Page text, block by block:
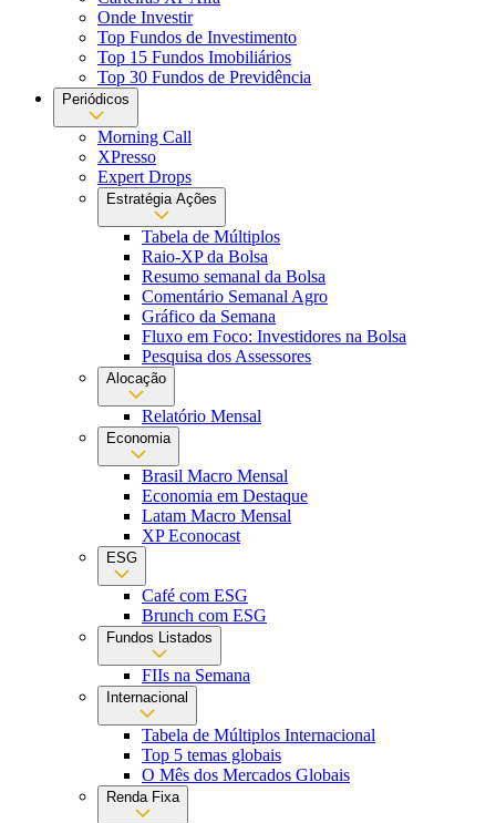
Onde Investir
Top Fundos de Investimento
Top 15 Fundos Imobiliários
Top 30 Fundos de Previdência
Periódicos
Morning Call
XPresso
Expert Drops
Estratégia Ações
Tabela de Múltiplos
Raio-XP da Bolsa
Resumo semanal da Bolsa
Comentário Semanal Agro
Gráfico da Semana
Fluxo em Foco: Investidores na Bolsa
Pesquisa dos Assessores
Alocação
Relatório Mensal
Economia
Brasil Macro Mensal
Economia em Destaque
Latam Macro Mensal
XP Econocast
ESG
Café com ESG
Brunch com ESG
Fundos Listados
FIIs na Semana
Internacional
Tabela de Múltiplos Internacional
Top 5 temas globais
O Mês dos Mercados Globais
Renda Fixa